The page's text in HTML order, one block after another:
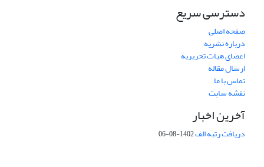
دسترسی سریع
صفحه اصلی
درباره نشریه
اعضای هیات تحریریه
ارسال مقاله
تماس با ما
نقشه سایت
آخرین اخبار
دریافت رتبه الف1402-08-06